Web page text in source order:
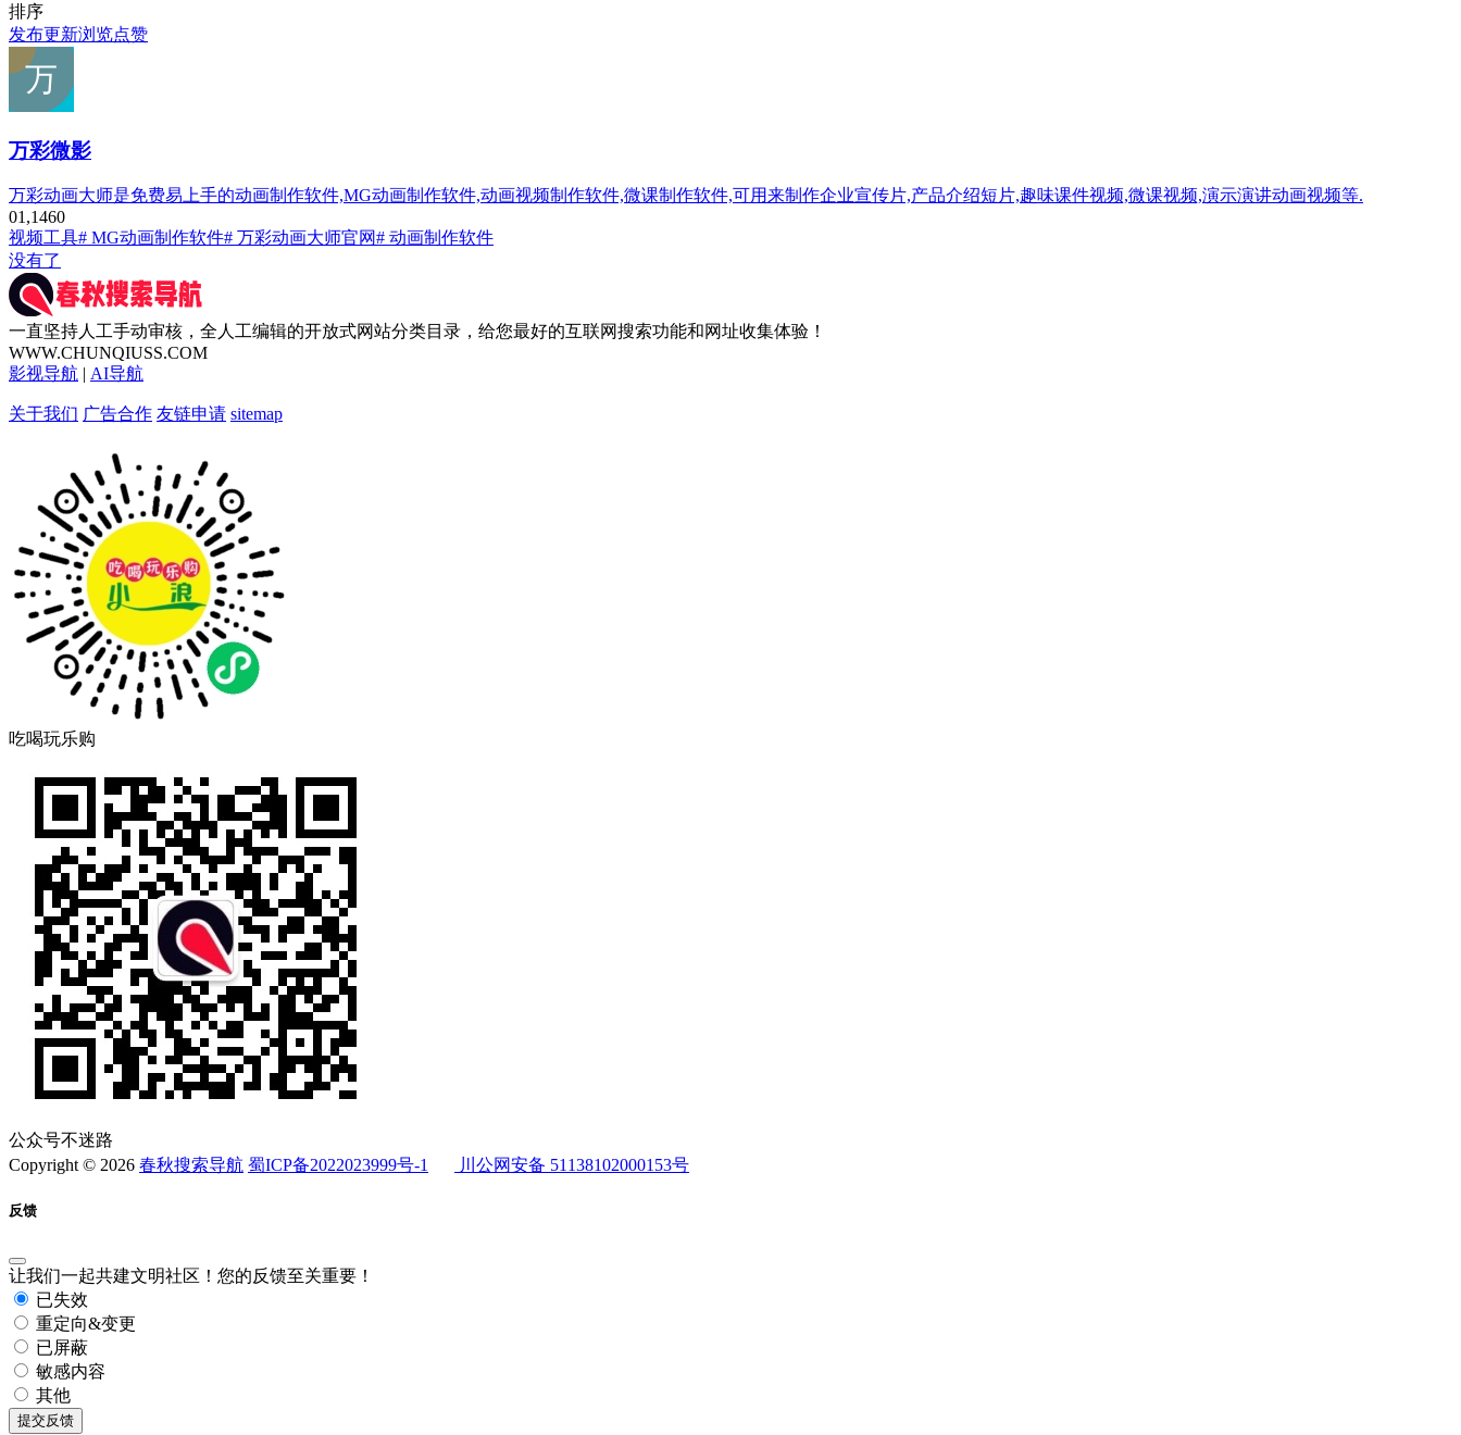
排序
发布更新浏览点赞
万彩微影
万彩动画大师是免费易上手的动画制作软件,MG动画制作软件,动画视频制作软件,微课制作软件,可用来制作企业宣传片,产品介绍短片,趣味课件视频,微课视频,演示演讲动画视频等.
01,1460
视频工具# MG动画制作软件# 万彩动画大师官网# 动画制作软件
没有了
一直坚持人工手动审核，全人工编辑的开放式网站分类目录，给您最好的互联网搜索功能和网址收集体验！
WWW.CHUNQIUSS.COM
影视导航 | AI导航
关于我们 广告合作 友链申请 sitemap
吃喝玩乐购
公众号不迷路
Copyright © 2026 春秋搜索导航 蜀ICP备2022023999号-1 川公网安备 51138102000153号
反馈
让我们一起共建文明社区！您的反馈至关重要！
已失效
重定向&变更
已屏蔽
敏感内容
其他
提交反馈